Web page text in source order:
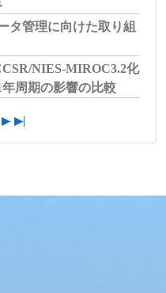
タ管理に向けた取り組
NIES-MIROC3.2化
周期の影響の比較